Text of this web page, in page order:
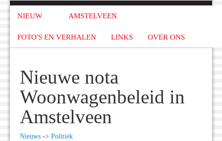
NIEUW AMSTELVEEN
FOTO'S EN VERHALEN LINKS OVER ONS
Nieuwe nota
Woonwagenbeleid in
Amstelveen
Nieuws -> Politiek